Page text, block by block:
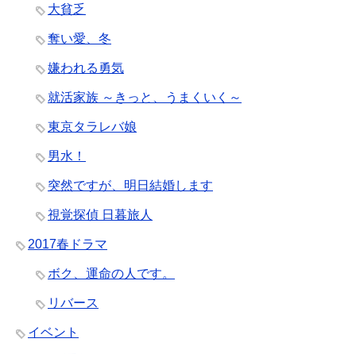
大貧乏
奪い愛、冬
嫌われる勇気
就活家族 ～きっと、うまくいく～
東京タラレバ娘
男水！
突然ですが、明日結婚します
視覚探偵 日暮旅人
2017春ドラマ
ボク、運命の人です。
リバース
イベント